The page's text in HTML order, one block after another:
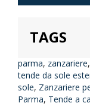
TAGS
parma, zanzariere
tende da sole
sole, Zanzariere
Parma, Tende a